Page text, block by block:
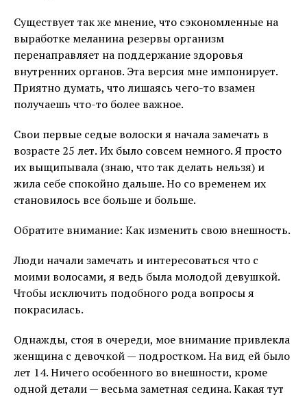
Существует так же мнение, что сэкономленные на
выработке меланина резервы организм
перенаправляет на поддержание здоровья
внутренних органов. Эта версия мне импонирует.
Приятно думать, что лишаясь чего-то взамен
получаешь что-то более важное.
Свои первые седые волоски я начала замечать в
возрасте 25 лет. Их было совсем немного. Я просто
их выщипывала (знаю, что так делать нельзя) и
жила себе спокойно дальше. Но со временем их
становилось все больше и больше.
Обратите внимание: Как изменить свою внешность.
Люди начали замечать и интересоваться что с
моими волосами, я ведь была молодой девушкой.
Чтобы исключить подобного рода вопросы я
покрасилась.
Однажды, стоя в очереди, мое внимание привлекла
женщина с девочкой — подростком. На вид ей было
лет 14. Ничего особенного во внешности, кроме
одной детали — весьма заметная седина. Какая тут